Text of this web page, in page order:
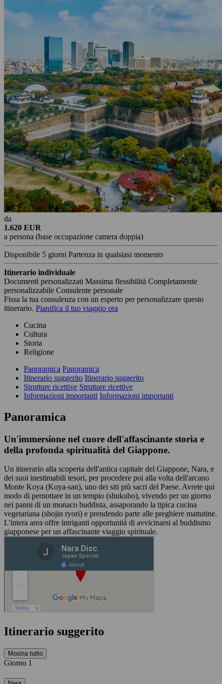
da
1.620 EUR
a persona (base occupazione camera doppia)
Disponibile 5 giorni Partenza in qualsiasi momento
Itinerario individuale
Documenti personalizzati Massima flessibilità Completamente
personalizzabile Consulente personale
Fissa la tua consulenza con un esperto per personalizzare questo
itinerario. Pianifica il tuo viaggio ora
Cucina
Cultura
Storia
Religione
Panoramica Panoramica
Itinerario suggerito Itinerario suggerito
Strutture ricettive Strutture ricettive
Informazioni importanti Informazioni importanti
Panoramica
Un'immersione nel cuore dell'affascinante storia e
della profonda spiritualità del Giappone.
Un itinerario alla scoperta dell'antica capitale del Giappone, Nara, e
dei suoi inestimabili tesori, per procedere poi alla volta dell'arcano
Monte Koya (Koya-san), uno dei siti più sacri del Paese. Avrete qui
modo di pernottare in un tempio (shukubo), vivendo per un giorno
nei panni di un monaco buddista, assaporando la tipica cucina
vegetariana (shojin ryori) e prendendo parte alle preghiere mattutine.
L'intera area offre intriganti opportunità di avvicinarsi al buddismo
giapponese per un affascinante viaggio spirituale.
Itinerario suggerito
Mostra tutto
Giorno 1